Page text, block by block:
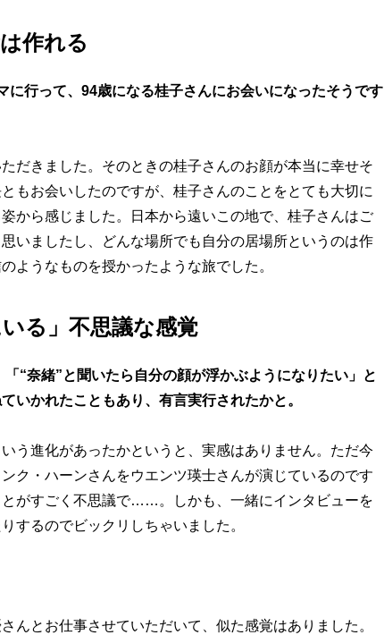
作れる
行って、94歳になる桂子さんにお会いになったそうです
だきました。そのときの桂子さんのお顔が本当に幸せそ
もお会いしたのですが、桂子さんのことをとても大切に
から感じました。日本から遠いこの地で、桂子さんはご
いましたし、どんな場所でも自分の居場所というのは作
ようなものを授かったような旅でした。
る」不思議な感覚
“奈緒”と聞いたら自分の顔が浮かぶようになりたい」と
いかれたこともあり、有言実行されたかと。
う進化があったかというと、実感はありません。ただ今
ク・ハーンさんをウエンツ瑛士さんが演じているのです
がすごく不思議で……。しかも、一緒にインタビューを
するのでビックリしちゃいました。
んとお仕事させていただいて、似た感覚はありました。